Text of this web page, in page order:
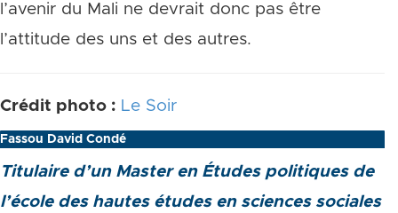
l’avenir du Mali ne devrait donc pas être
l’attitude des uns et des autres.
Crédit photo : Le Soir
Fassou David Condé
Titulaire d’un Master en Études politiques de
l’école des hautes études en sciences sociales